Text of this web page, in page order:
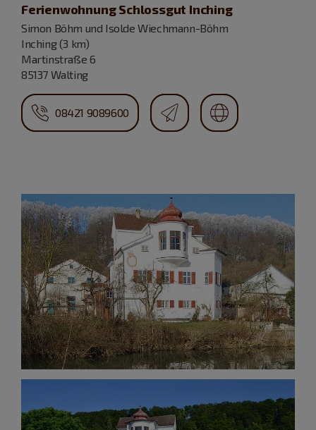
Ferienwohnung Schlossgut Inching
Simon Böhm und Isolde Wiechmann-Böhm
Inching (3 km)
Martinstraße 6
85137 Walting
08421 9089600